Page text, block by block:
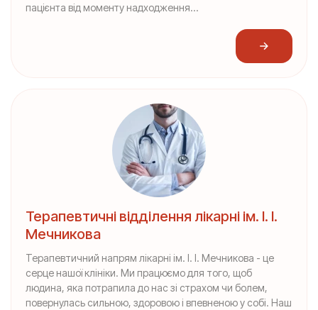
пацієнта від моменту надходження...
Терапевтичні відділення лікарні ім. І. І.
Мечникова
Терапевтичний напрям лікарні ім. І. І. Мечникова - це
серце нашої клініки. Ми працюємо для того, щоб
людина, яка потрапила до нас зі страхом чи болем,
повернулась сильною, здоровою і впевненою у собі. Наш